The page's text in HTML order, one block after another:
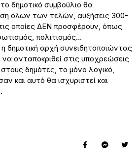
δημοτικό συμβούλιο θα
όλων των τελών, αυξήσεις 300-
οποίες ΔΕΝ προσφέρουν, όπως
πολιτισμός…
δημοτική αρχή συνειδητοποιώντας
ανταποκριθεί στις υποχρεώσεις
δημότες, το μόνο λογικό,
και αυτό θα ισχυριστεί και